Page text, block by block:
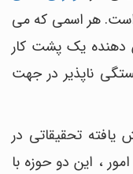
است. هر اسمی که می
دهنده یک پشت کار
ناپذیر در جهت
یافته تحقیقاتی در
، این دو حوزه با